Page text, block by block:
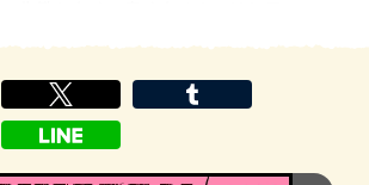
む」と宣言しまくっていたのだが、現実は
今のまま３年休むと栄養失調などにより永
遠の休息が訪れるた